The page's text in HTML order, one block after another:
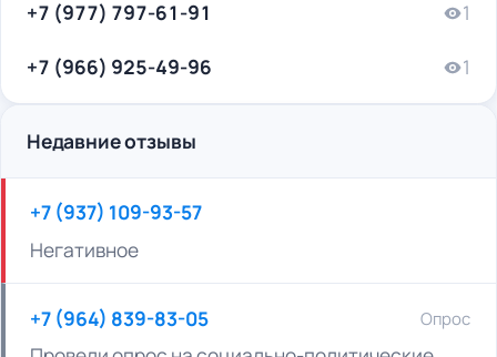
+7 (977) 797-61-91 1
+7 (966) 925-49-96 1
Недавние отзывы
+7 (937) 109-93-57
Негативное
+7 (964) 839-83-05 Опрос